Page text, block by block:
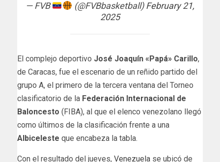
— FVB
(@FVBbasketball)February 21,
2025
El complejo deportivo José Joaquín «Papá» Carillo,
de Caracas, fue el escenario de un reñido partido del
grupo A, el primero de la tercera ventana del Torneo
clasificatorio de la Federación Internacional de
Baloncesto (FIBA), al que el elenco venezolano llegó
como últimos de la clasificación frente a una
Albiceleste que encabeza la tabla.
Con el resultado del jueves, Venezuela se ubicó de